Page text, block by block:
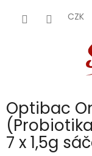
CZK
Optibac
7 x 1,5g